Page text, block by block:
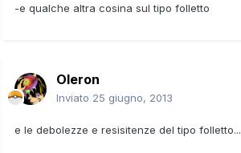
-e qualche altra cosina sul tipo folletto
Oleron
Inviato 25 giugno, 2013
e le debolezze e resisitenze del tipo folletto...